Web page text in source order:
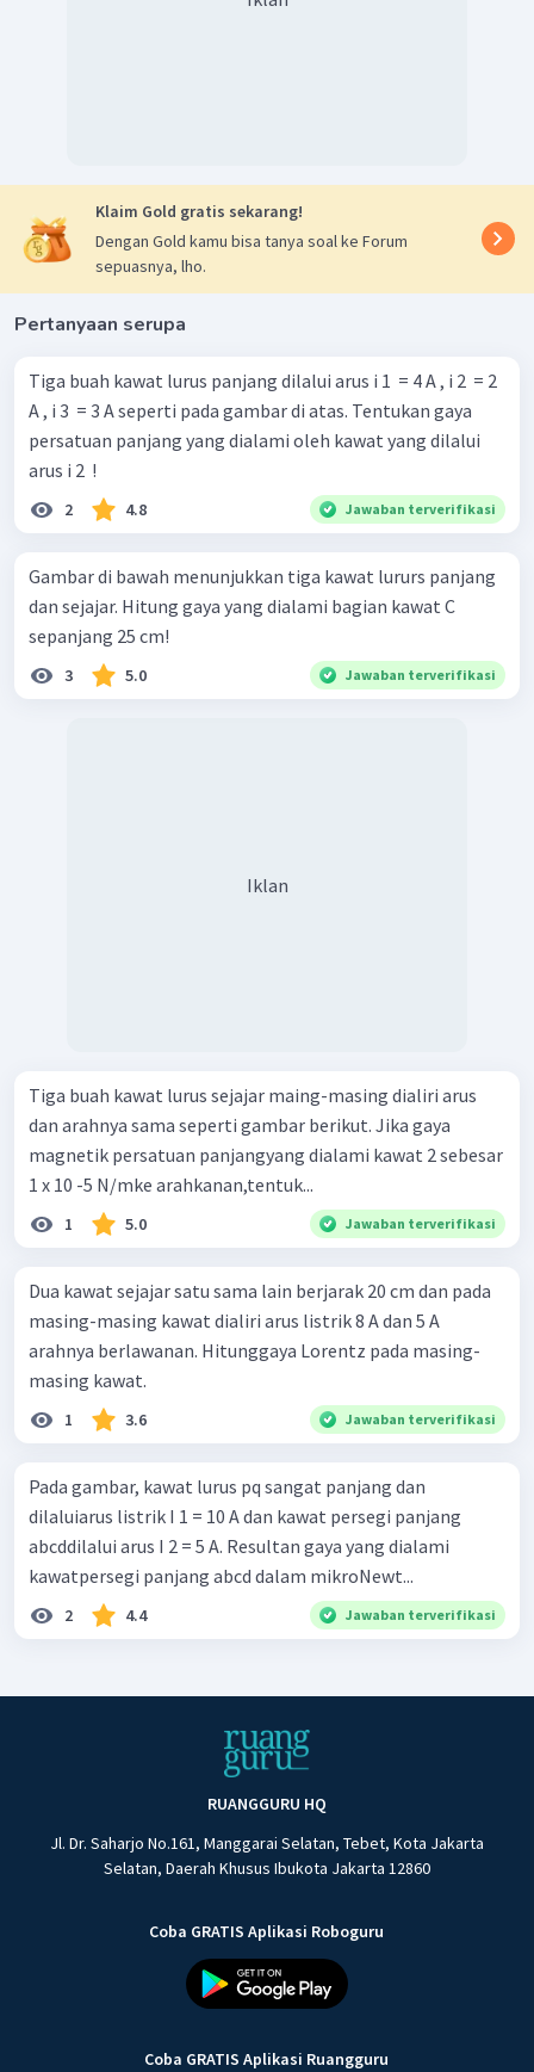
Klaim Gold gratis sekarang!
Dengan Gold kamu bisa tanya soal ke Forum
sepuasnya, lho.
Pertanyaan serupa
Tiga buah kawat lurus panjang dilalui arus i 1 ​ = 4 A , i 2 ​ = 2
A , i 3 ​ = 3 A seperti pada gambar di atas. Tentukan gaya
persatuan panjang yang dialami oleh kawat yang dilalui
arus i 2 ​ !
2 4.8 Jawaban terverifikasi
Gambar di bawah menunjukkan tiga kawat lururs panjang
dan sejajar. Hitung gaya yang dialami bagian kawat C
sepanjang 25 cm!
3 5.0 Jawaban terverifikasi
Iklan
Tiga buah kawat lurus sejajar maing-masing dialiri arus
dan arahnya sama seperti gambar berikut. Jika gaya
magnetik persatuan panjangyang dialami kawat 2 sebesar
1 x 10 -5 N/mke arahkanan,tentuk...
1 5.0 Jawaban terverifikasi
Dua kawat sejajar satu sama lain berjarak 20 cm dan pada
masing-masing kawat dialiri arus listrik 8 A dan 5 A
arahnya berlawanan. Hitunggaya Lorentz pada masing-
masing kawat.
1 3.6 Jawaban terverifikasi
Pada gambar, kawat lurus pq sangat panjang dan
dilaluiarus listrik I 1 = 10 A dan kawat persegi panjang
abcddilalui arus I 2 = 5 A. Resultan gaya yang dialami
kawatpersegi panjang abcd dalam mikroNewt...
2 4.4 Jawaban terverifikasi
RUANGGURU HQ
Jl. Dr. Saharjo No.161, Manggarai Selatan, Tebet, Kota Jakarta
Selatan, Daerah Khusus Ibukota Jakarta 12860
Coba GRATIS Aplikasi Roboguru
Coba GRATIS Aplikasi Ruangguru